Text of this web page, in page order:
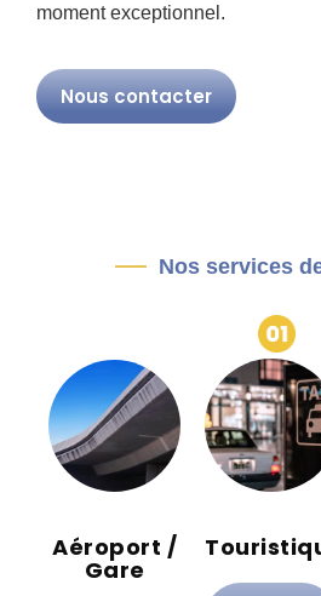
moment exceptionnel.
Nous contacter
Nos services
Aéroport /
Gare